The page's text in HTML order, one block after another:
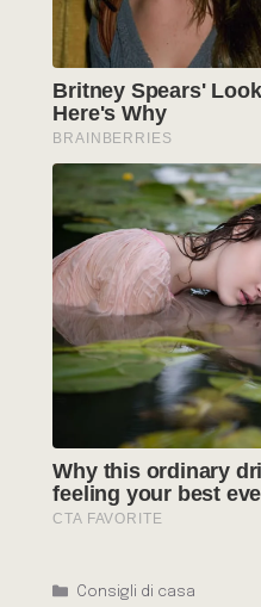
Categorie
Consigli di casa